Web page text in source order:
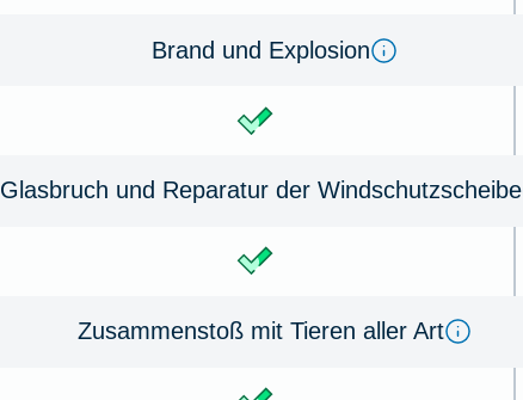
Brand und Ex­plo­sion
Glas­bruch und Re­pa­ra­tur der Wind­schutz­schei­be
Zu­sammen­stoß mit Tie­ren aller Art